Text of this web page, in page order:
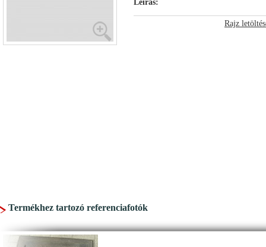
Leírás:
Rajz
Termékhez tartozó referenciafotók